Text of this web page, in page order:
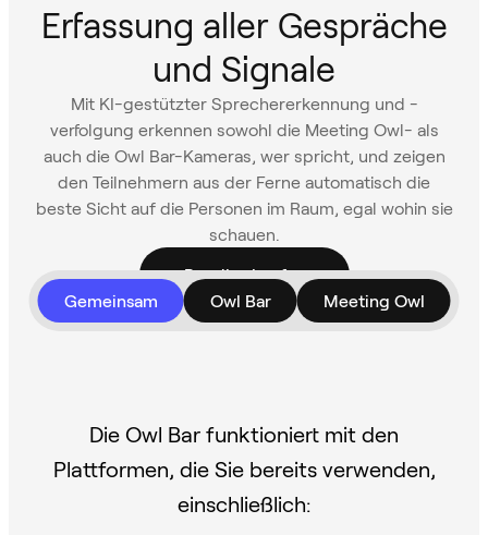
Erfassung aller Gespräche
und Signale
Mit KI-gestützter Sprechererkennung und -
verfolgung erkennen sowohl die Meeting Owl- als
auch die Owl Bar-Kameras, wer spricht, und zeigen
den Teilnehmern aus der Ferne automatisch die
beste Sicht auf die Personen im Raum, egal wohin sie
schauen.
Bundles kaufen
Gemeinsam
Owl Bar Meeting Owl
Die Owl Bar funktioniert mit den
Plattformen, die Sie bereits verwenden,
einschließlich: